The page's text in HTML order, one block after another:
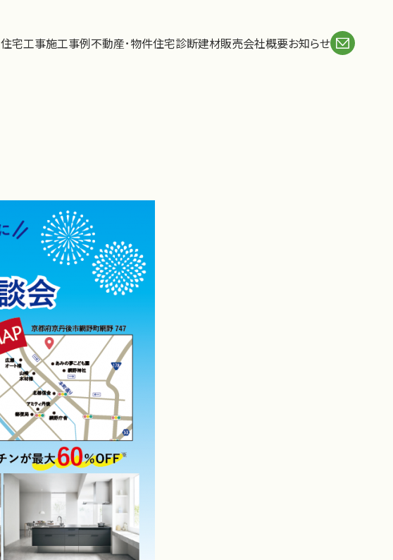
住宅工事施工事例不動産･物件住宅診断建材販売会社概要お知らせ